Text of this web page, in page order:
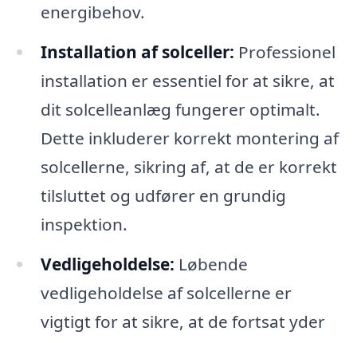
energibehov.
Installation af solceller: Professionel
installation er essentiel for at sikre, at
dit solcelleanlæg fungerer optimalt.
Dette inkluderer korrekt montering af
solcellerne, sikring af, at de er korrekt
tilsluttet og udfører en grundig
inspektion.
Vedligeholdelse: Løbende
vedligeholdelse af solcellerne er
vigtigt for at sikre, at de fortsat yder